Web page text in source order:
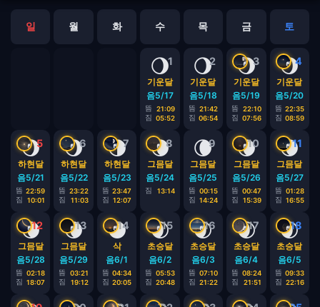
일 월 화 수 목 금 토
1
🌖
기운달
음5/17
뜸
21:09
짐 05:52
2
🌖
기운달
음5/18
뜸 21:42
짐 06:54
3
🌖
기운달
음5/19
뜸
22:10
짐 07:56
4
🌖
기운달
음5/20
뜸 22:35
짐 08:59
5
🌖
하현달
음5/21
뜸 22:59
짐
10:01
6
🌖
하현달
음5/22
뜸 23:22
짐
11:03
7
🌗
하현달
음5/23
뜸 23:47
짐 12:07
8
🌘
그믐달
음5/24
짐 13:14
9
🌘
그믐달
음5/25
뜸 00:15
짐 14:24
10
🌘
그믐달
음5/26
뜸 00:47
짐
15:39
11
🌘
그믐달
음5/27
뜸 01:28
짐 16:55
12
🌘
그믐달
음5/28
뜸 02:18
짐 18:07
13
🌘
그믐달
음5/29
뜸
03:21
짐
19:12
14
🌑
삭
음6/1
뜸 04:34
짐 20:05
15
🌒
초승달
음6/2
뜸 05:53
짐 20:48
16
🌒
초승달
음6/3
뜸 07:10
짐 21:22
17
🌒
초승달
음6/4
뜸 08:24
짐
21:51
18
🌒
초승달
음6/5
뜸 09:33
짐 22:16